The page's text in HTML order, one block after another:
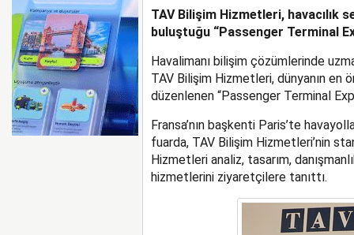
AYJET’E AİT EĞİTİM
TAV Bilişim Hizmetleri, havacılık
buluştuğu “Passenger Terminal
Havalimanı bilişim çözümlerinde
TAV Bilişim Hizmetleri, dünyanın en
düzenlenen “Passenger Terminal
Fransa’nın başkenti Paris’te
fuarda, TAV Bilişim Hizmetleri’nin
Hizmetleri analiz, tasarım,
hizmetlerini ziyaretçilere tanıttı.